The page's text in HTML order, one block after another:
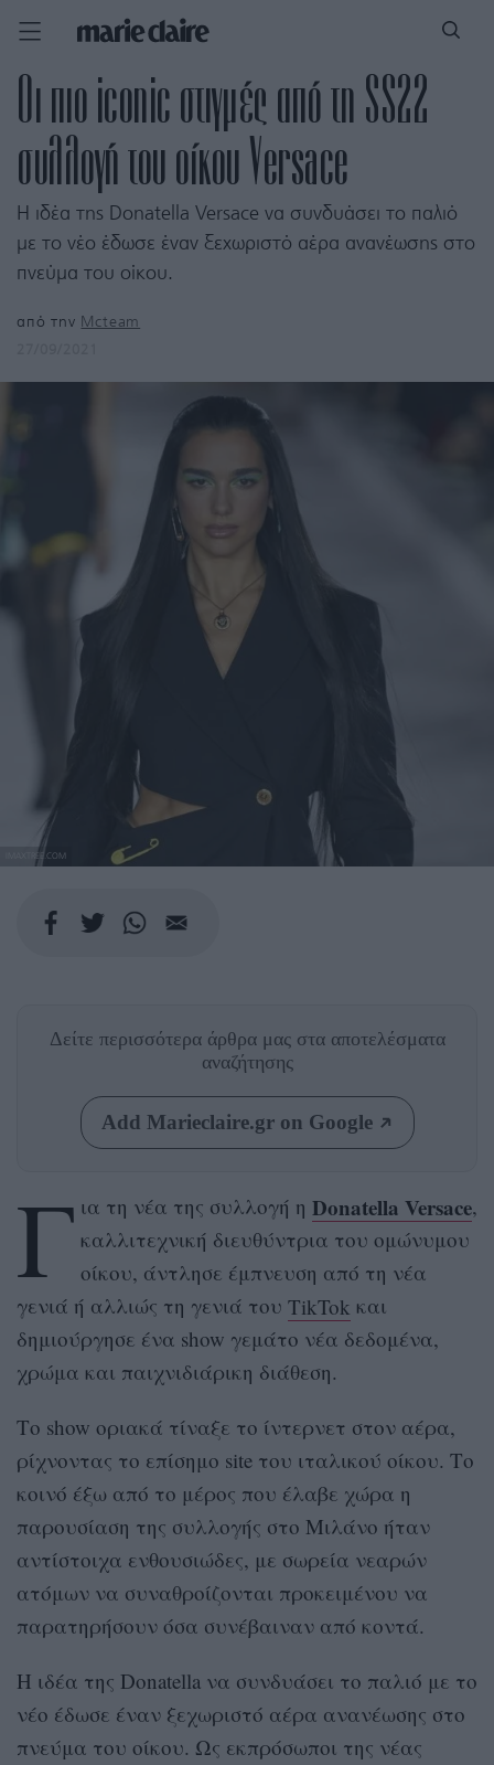
Οι πιο iconic στιγμές από τη SS22
συλλογή του οίκου Versace
Η ιδέα της Donatella Versace να συνδυάσει το παλιό
με το νέο έδωσε έναν ξεχωριστό αέρα ανανέωσης στο
πνεύμα του οίκου.
από την Mcteam
IMAXTREE.COM
Δείτε περισσότερα άρθρα μας στα αποτελέσματα
αναζήτησης
Add Marieclaire.gr on Google
Γ ια τη νέα της συλλογή η Donatella Versace,
καλλιτεχνική διευθύντρια του ομώνυμου
οίκου, άντλησε έμπνευση από τη νέα
γενιά ή αλλιώς τη γενιά του TikTok και
δημιούργησε ένα show γεμάτο νέα δεδομένα,
χρώμα και παιχνιδιάρικη διάθεση.
Το show οριακά τίναξε το ίντερνετ στον αέρα,
ρίχνοντας το επίσημο site του ιταλικού οίκου. Το
κοινό έξω από το μέρος που έλαβε χώρα η
παρουσίαση της συλλογής στο Μιλάνο ήταν
αντίστοιχα ενθουσιώδες, με σωρεία νεαρών
ατόμων να συναθροίζονται προκειμένου να
παρατηρήσουν όσα συνέβαιναν από κοντά.
Η ιδέα της Donatella να συνδυάσει το παλιό με το
νέο έδωσε έναν ξεχωριστό αέρα ανανέωσης στο
πνεύμα του οίκου. Ως εκπρόσωποι της νέας